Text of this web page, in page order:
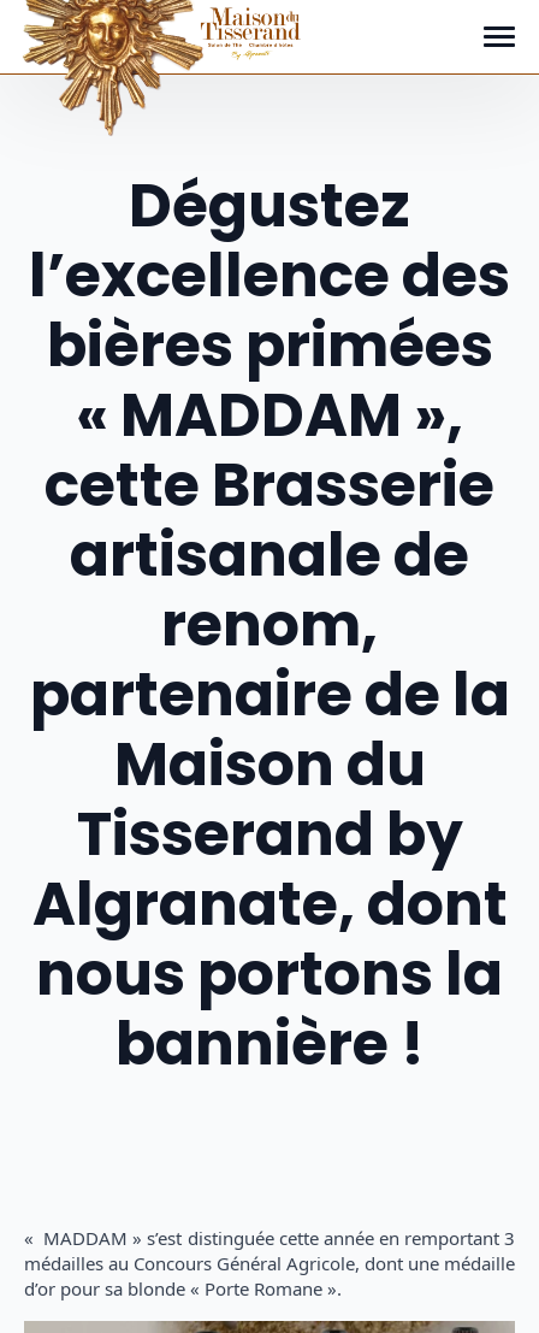
le coin des nouvelles
Dégustez
l’excellence des
bières primées
« MADDAM »,
cette Brasserie
artisanale de
renom,
partenaire de la
Maison du
Tisserand by
Algranate, dont
nous portons la
bannière !
« MADDAM » s’est distinguée cette année en remportant 3
médailles au Concours Général Agricole, dont une médaille
d’or pour sa blonde « Porte Romane ».